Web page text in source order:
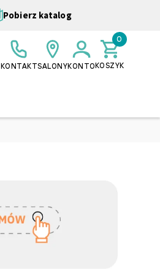
Pobierz katalog
KONTAKTSALONYKONTOKOSZYK
0,00 ZŁ
0